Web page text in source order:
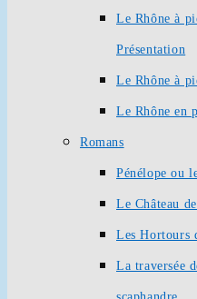
Le Rhône à
Présentation
Le Rhône à
Le Rhône en
Romans
Pénélope ou
Le Château
Les Hortours
La traversée